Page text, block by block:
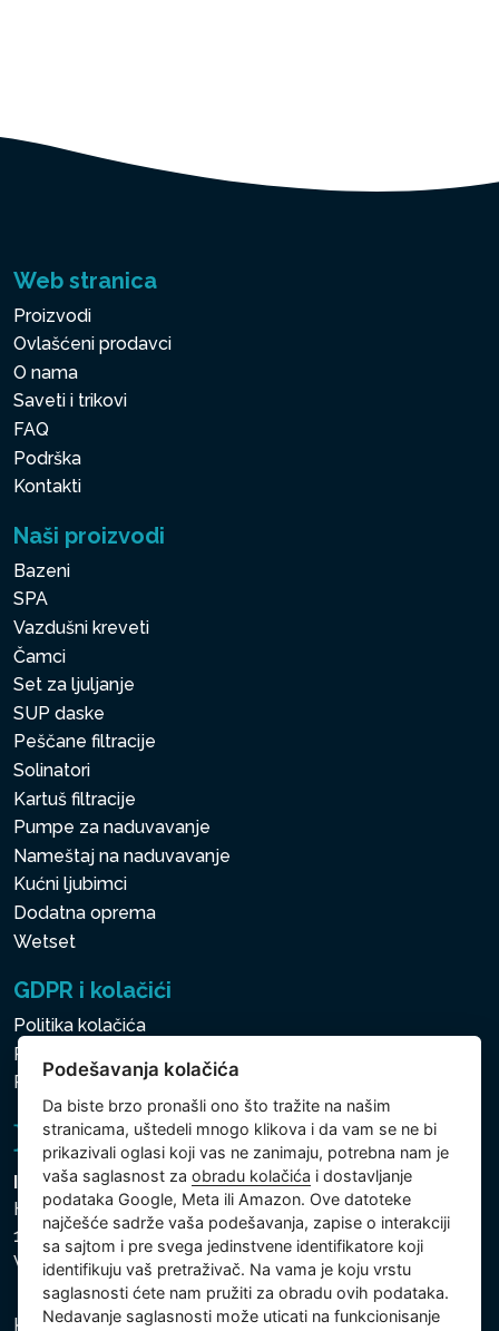
Web stranica
Proizvodi
Ovlašćeni prodavci
O nama
Saveti i trikovi
FAQ
Podrška
Kontakti
Naši proizvodi
Bazeni
SPA
Vazdušni kreveti
Čamci
Set za ljuljanje
SUP daske
Peščane filtracije
Solinatori
Kartuš filtracije
Pumpe za naduvavanje
Nameštaj na naduvavanje
Kućni ljubimci
Dodatna oprema
Wetset
GDPR i kolačići
Politika kolačića
Politika zaštite ličnih i drugih obrađivanih podataka
Podešavanja kolačića
Intex Trading, s.r.o.
Hradecká 2526/3
130 00 Praha 3
Vinohrady - Česká republika
Kompanija je registrovana u Opštinskom sudu u Pragu,
Podešavanja kolačića
Da biste brzo pronašli ono što tražite na našim
stranicama, uštedeli mnogo klikova i da vam se ne bi
prikazivali oglasi koji vas ne zanimaju, potrebna nam je
vaša saglasnost zaobradu kolačića i dostavljanje
podataka Google, Meta ili Amazon. Ove datoteke
najčešće sadrže vaša podešavanja, zapise o interakciji
sa sajtom i pre svega jedinstvene identifikatore koji
identifikuju vaš pretraživač. Na vama je koju vrstu
saglasnosti ćete nam pružiti za obradu ovih podataka.
Nedavanje saglasnosti može uticati na funkcionisanje